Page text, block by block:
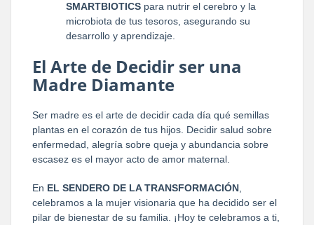
SMARTBIOTICS para nutrir el cerebro y la
microbiota de tus tesoros, asegurando su
desarrollo y aprendizaje.
El Arte de Decidir ser una
Madre Diamante
Ser madre es el arte de decidir cada día qué semillas
plantas en el corazón de tus hijos. Decidir salud sobre
enfermedad, alegría sobre queja y abundancia sobre
escasez es el mayor acto de amor maternal.
En EL SENDERO DE LA TRANSFORMACIÓN,
celebramos a la mujer visionaria que ha decidido ser el
pilar de bienestar de su familia. ¡Hoy te celebramos a ti,